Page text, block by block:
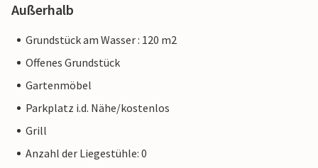
Außerhalb
Grundstück am Wasser : 120 m2
Offenes Grundstück
Gartenmöbel
Parkplatz i.d. Nähe/kostenlos
Grill
Anzahl der Liegestühle: 0